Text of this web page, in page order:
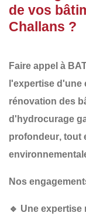
de vos
Challans ?
Faire appel à
l'expertise d'une
rénovation des
d'hydrocurage
profondeur, tout
Nos
🔹 Une expertise